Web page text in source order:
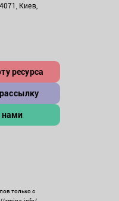
Киев,
ресурса
нами
только с